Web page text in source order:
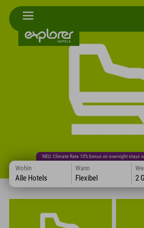
NEU: Climate Rate 10% bonus on overnight stays
Wohin
Alle Hotels
Wann
Flexibel 2